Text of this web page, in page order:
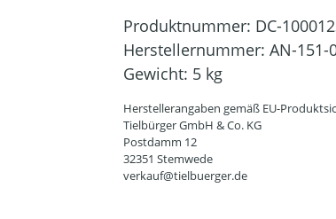
Produktnummer: DC-
Herstellernummer: AN-151-
Gewicht: 5 kg
Herstellerangaben gemäß EU-
Tielbürger GmbH & Co. KG
Postdamm 12
32351 Stemwede
verkauf@tielbuerger.de